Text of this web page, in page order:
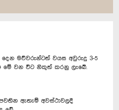
මව්වරුන්ටත් වයස අවුරුදු 3-5
මේ වන විට නිකුත් කරනු ලැබේ.
ඇතැම් අවස්ථාවලදී